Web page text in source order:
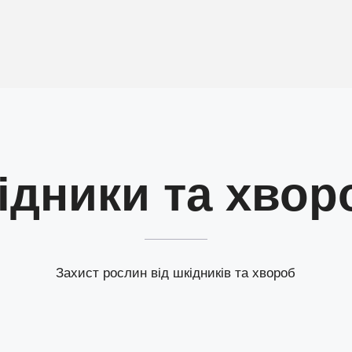
та
Захист рослин від шкідників та хвороб